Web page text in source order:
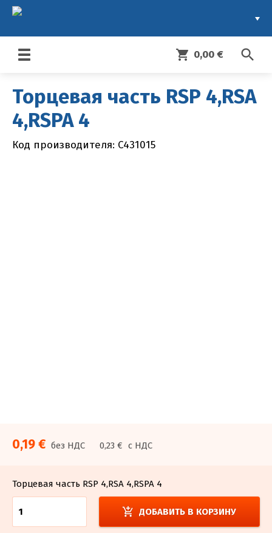
Toggle
search
shopping_cart 0,00 €
Торцевая часть RSP 4,RSA
4,RSPA 4
Код производителя: C431015
0,19 € без НДС 0,23 € с НДС
Торцевая часть RSP 4,RSA 4,RSPA 4
add_shopping_cart ДОБАВИТЬ В КОРЗИНУ